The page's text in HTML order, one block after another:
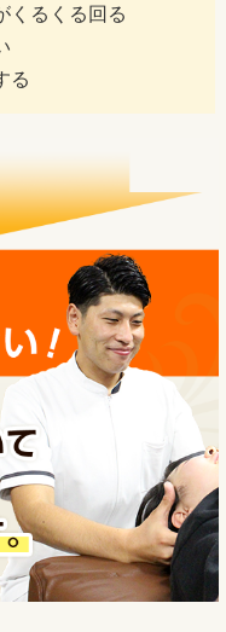
くるくる回る
る